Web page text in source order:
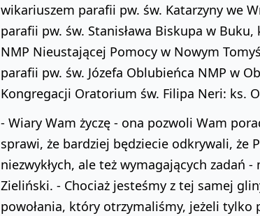
wikariuszem parafii pw. św. Katarzyny we
parafii pw. św. Stanisława Biskupa w
NMP Nieustającej Pomocy w Nowym
parafii pw. św. Józefa Oblubieńca NMP w
Kongregacji Oratorium św. Filipa Neri: ks.
- Wiary Wam życzę - ona pozwoli Wam
sprawi, że bardziej będziecie odkrywali, że
niezwykłych, ale też wymagających zadań
Zieliński. - Chociaż jesteśmy z tej samej
powołania, który otrzymaliśmy, jeżeli